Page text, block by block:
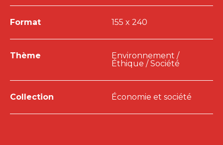
Format 155 x 240
Thème
Environnement /
Éthique / Société
Collection Économie et société